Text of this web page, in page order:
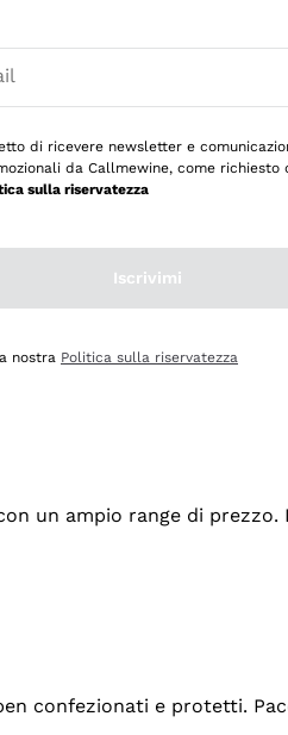
un ampio range di
confezionati e protetti.
di ricevere newsletter e
da Callmewine, come richiesto
sulla riservatezza
Iscrivimi
nostra Politica sulla riservatezza